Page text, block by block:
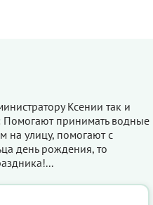
Ксении так и
Помогают принимать водные
на улицу, помогают с
день рождения, то